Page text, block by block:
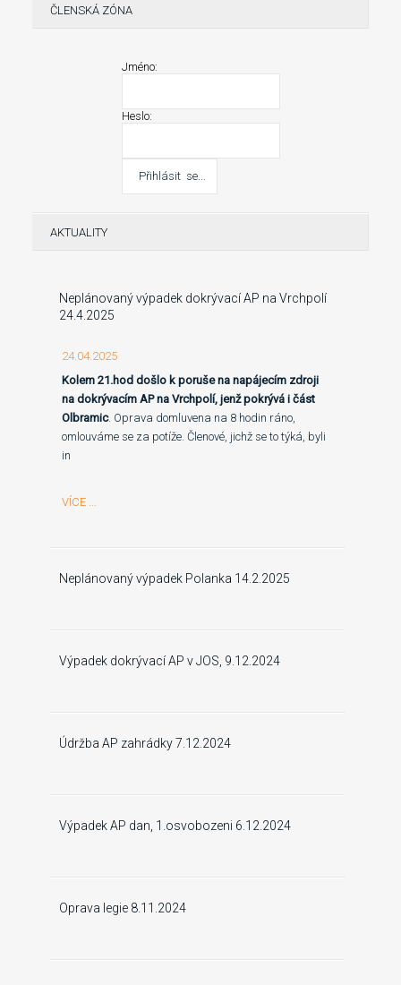
ČLENSKÁ ZÓNA
Jméno:
Heslo:
AKTUALITY
Neplánovaný výpadek dokrývací AP na Vrchpolí
24.4.2025
24.04.2025
Kolem 21.hod došlo k poruše na napájecím zdroji
na dokrývacím AP na Vrchpolí, jenž pokrývá i část
Olbramic. Oprava domluvena na 8 hodin ráno,
omlouváme se za potíže. Členové, jichž se to týká, byli
in
VÍCE ...
Neplánovaný výpadek Polanka 14.2.2025
Výpadek dokrývací AP v JOS, 9.12.2024
Údržba AP zahrádky 7.12.2024
Výpadek AP dan, 1.osvobozeni 6.12.2024
Oprava legie 8.11.2024